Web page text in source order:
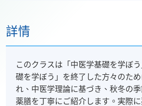
詳情
このクラスは「中医学基礎を学ぼ
礎を学ぼう」を終了した方々のた
れ、中医学理論に基づき、秋冬の
薬膳を丁寧にご紹介します。実際